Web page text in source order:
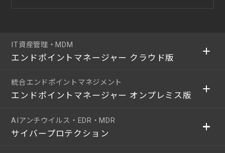
IT資産管理・MDM
エンドポイントマネージャー クラウド版
統合エンドポイントマネジメント
エンドポイントマネージャー オンプレミス版
AIアンチウイルス・EDR・MDR
サイバープロテクション